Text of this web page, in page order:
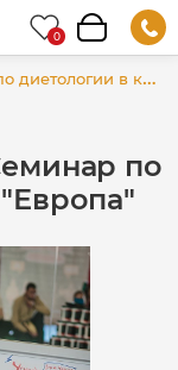
в клубе "Европа"
по